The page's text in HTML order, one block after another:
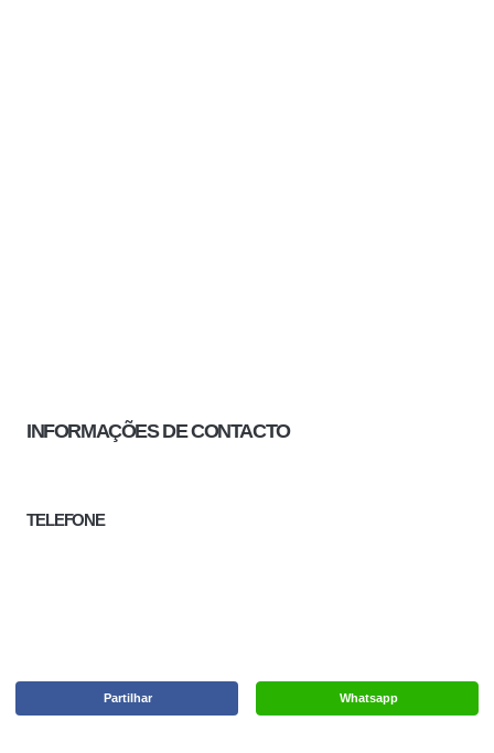
INFORMAÇÕES DE CONTACTO
TELEFONE
Whatsapp
Partilhar